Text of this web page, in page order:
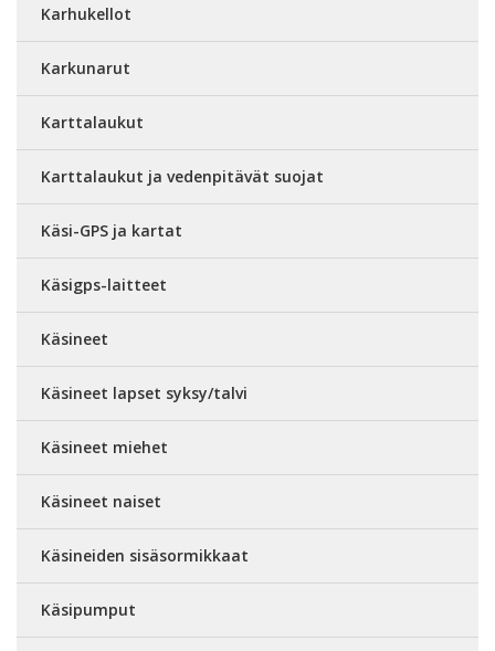
Karhukellot
Karkunarut
Karttalaukut
Karttalaukut ja vedenpitävät suojat
Käsi-GPS ja kartat
Käsigps-laitteet
Käsineet
Käsineet lapset syksy/talvi
Käsineet miehet
Käsineet naiset
Käsineiden sisäsormikkaat
Käsipumput